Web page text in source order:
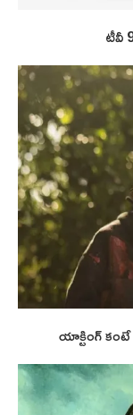
టీవీ
యాక్టింగ్